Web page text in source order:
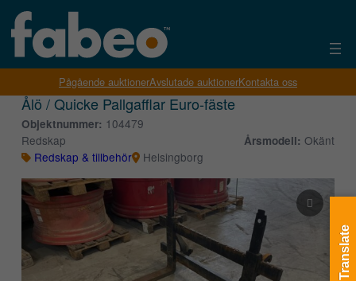
Pågående auktionerAvslutade auktionerKontakta oss
Ålö / Quicke Pallgafflar Euro-fäste
Objektnummer: 104479
Redskap
Årsmodell: Okänt
Redskap & tillbehör
Helsingborg
Translate